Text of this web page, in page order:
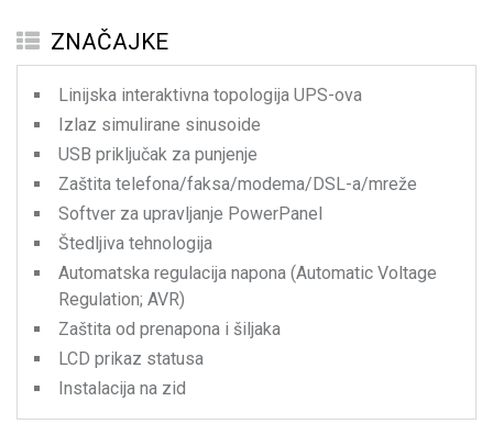
ZNAČAJKE
Linijska interaktivna topologija UPS-ova
Izlaz simulirane sinusoide
USB priključak za punjenje
Zaštita telefona/faksa/modema/DSL-a/mreže
Softver za upravljanje PowerPanel
Štedljiva tehnologija
Automatska regulacija napona (Automatic Voltage
Regulation; AVR)
Zaštita od prenapona i šiljaka
LCD prikaz statusa
Instalacija na zid